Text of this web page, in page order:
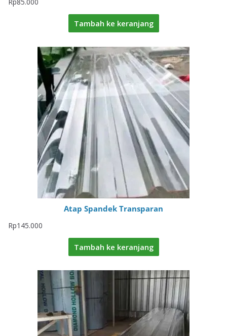
Rp85.000
Tambah ke keranjang
Atap Spandek Transparan
Rp145.000
Tambah ke keranjang